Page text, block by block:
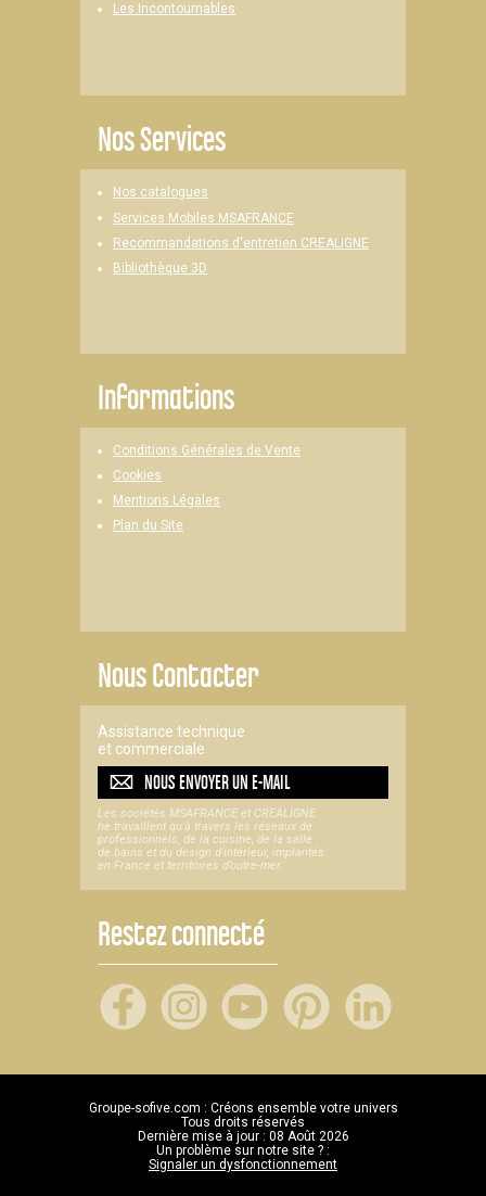
Les Incontournables
Nos Services
Nos catalogues
Services Mobiles MSAFRANCE
Recommandations d'entretien CREALIGNE
Bibliothèque 3D
Informations
Conditions Générales de Vente
Cookies
Mentions Légales
Plan du Site
Nous Contacter
Assistance technique
et commerciale
NOUS ENVOYER UNE-MAIL
Les sociétés MSAFRANCE et CREALIGNE
ne travaillent qu'à travers les réseaux de
professionnels, de la cuisine, de la salle
de bains et du design d'intérieur, implantés
en France et territoires d’outre-mer.
Restez connecté
Groupe-sofive.com : Créons ensemble votre univers
Tous droits réservés
Dernière mise à jour : 08 Août 2026
Un problème sur notre site ? :
Signaler un dysfonctionnement